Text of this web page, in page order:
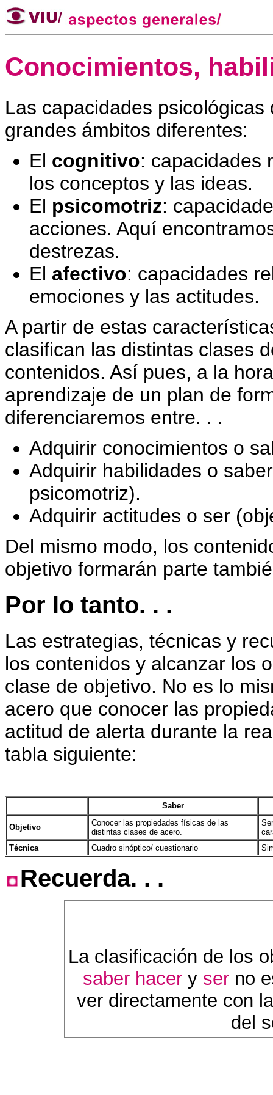
Conocimientos,
Las capacidades
grandes ámbitos diferentes:
El cognitivo: capacidades
los conceptos y las ideas.
El psicomotriz:
acciones. Aquí
destrezas.
El afectivo: capacidades
emociones y las actitudes.
A partir de estas
clasifican las distintas clases
contenidos. Así pues, a la
aprendizaje de un plan de
diferenciaremos entre. . .
Adquirir conocimientos o
Adquirir habilidades o
psicomotriz).
Adquirir actitudes o ser
Del mismo modo, los
objetivo formarán parte
Por lo tanto. . .
Las estrategias, técnicas y
los contenidos y alcanzar los
clase de objetivo. No es lo
acero que conocer las
actitud de alerta durante la
tabla siguiente:
Saber
Objetivo
Conocer las propiedades físicas de las
distintas clases de acero.
Técnica
Cuadro sinóptico/ cuestionario
Recuerda. . .
La clasificación de los
saber hacer y ser no
ver directamente con
del